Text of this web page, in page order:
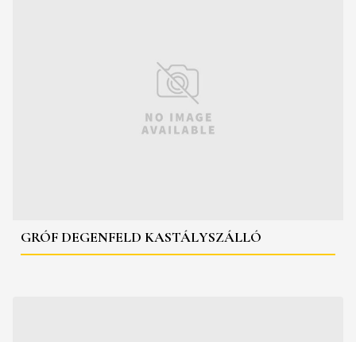
GRÓF DEGENFELD KASTÁLYSZÁLLÓ